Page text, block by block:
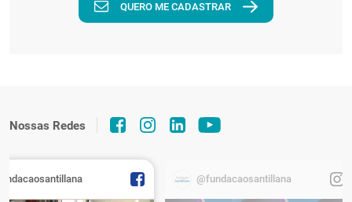
QUERO ME CADASTRAR
Nossas Redes
@fundacaosantillana